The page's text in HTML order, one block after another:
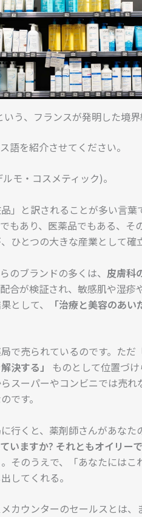
う、フランスが発明した境界
語を紹介させてください。
ルモ・コスメティック)。
」と訳されることが多い言葉
もあり、医薬品でもある、そ
ひとつの大きな産業として確
のブランドの多くは、 皮膚科
合が検証され、敏感肌や湿疹
として、
「治療と美容のあい
で売られているのです。ただ
決する」
ものとして位置づ
スーパーやコンビニでは売
です。
行くと、薬剤師さんがあなた
ていますか? それともオイリー
。そのうえで、「あなたにはこ
してくれる。
カウンターのセールスとは、